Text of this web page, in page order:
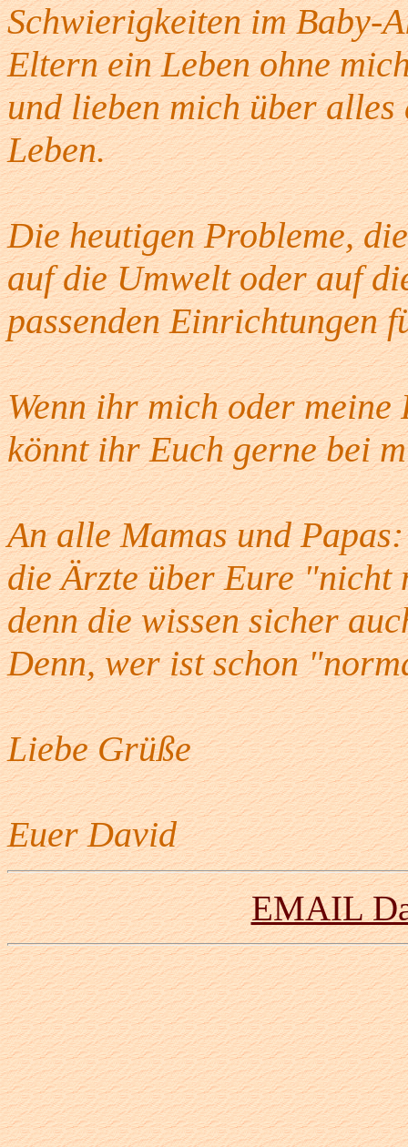
Schwierigkeiten im Baby-
Eltern ein Leben ohne
und lieben mich über
Leben.
Die heutigen Probleme,
auf die Umwelt oder auf
passenden Einrichtungen
Wenn ihr mich oder
könnt ihr Euch gerne bei
An alle Mamas und
die Ärzte über Eure
denn die wissen sicher
Denn, wer ist schon
Liebe Grüße
Euer David
EMAIL